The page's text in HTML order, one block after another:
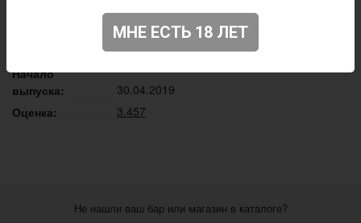
Porter - Other
6,8%
40 IBU
Начало
выпуска:
30.04.2019
Оценка:
3.457
Не нашли ваш бар или магазин в каталоге?
МНЕ ЕСТЬ 18 ЛЕТ